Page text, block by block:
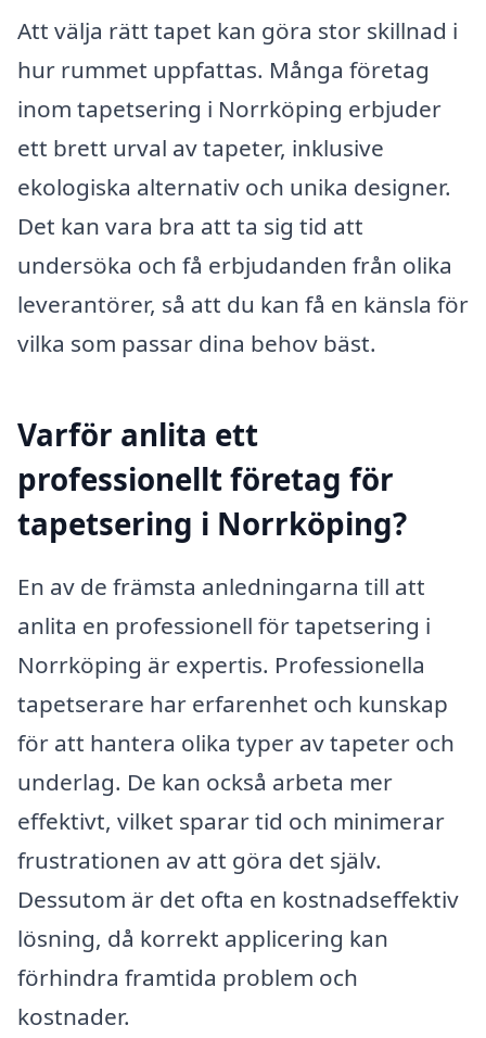
Att välja rätt tapet kan göra stor skillnad i
hur rummet uppfattas. Många företag
inom tapetsering i Norrköping erbjuder
ett brett urval av tapeter, inklusive
ekologiska alternativ och unika designer.
Det kan vara bra att ta sig tid att
undersöka och få erbjudanden från olika
leverantörer, så att du kan få en känsla för
vilka som passar dina behov bäst.
Varför anlita ett
professionellt företag för
tapetsering i Norrköping?
En av de främsta anledningarna till att
anlita en professionell för tapetsering i
Norrköping är expertis. Professionella
tapetserare har erfarenhet och kunskap
för att hantera olika typer av tapeter och
underlag. De kan också arbeta mer
effektivt, vilket sparar tid och minimerar
frustrationen av att göra det själv.
Dessutom är det ofta en kostnadseffektiv
lösning, då korrekt applicering kan
förhindra framtida problem och
kostnader.